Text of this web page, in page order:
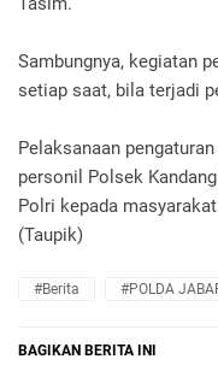
Sambungnya, kegiatan
setiap saat, bila terjadi
Pelaksanaan
personil Polsek
Polri kepada
(Taupik)
#Berita #POLDA
BAGIKAN BERITA INI